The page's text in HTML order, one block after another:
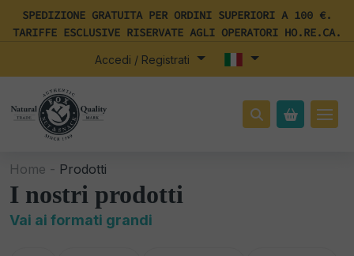
SPEDIZIONE GRATUITA PER ORDINI SUPERIORI A 100 €.
TARIFFE ESCLUSIVE RISERVATE AGLI OPERATORI HO.RE.CA.
Accedi / Registrati
Home - Prodotti
I nostri prodotti
Vai ai formati grandi